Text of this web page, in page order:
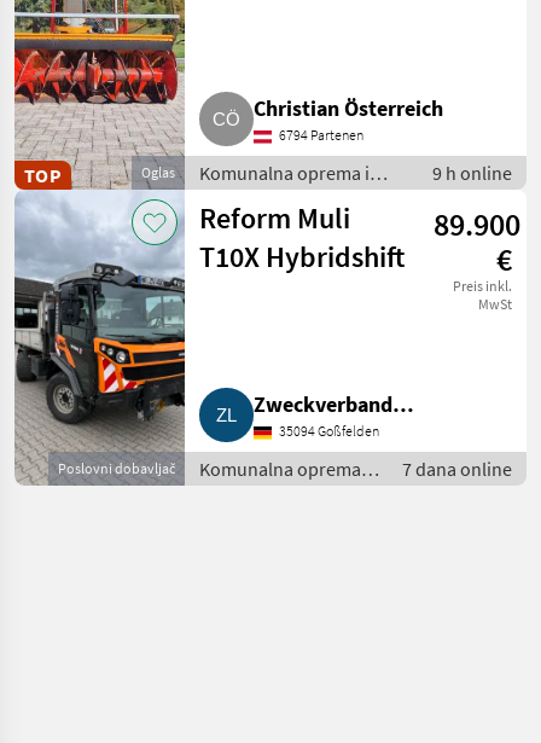
Oglas
TOP
Christian Österreich
6794 Partenen
Komunalna oprema i
vozila / Zimska oprema
9 h online
Poslovni dobavljač
Reform Muli
T10X Hybridshift
89.900
€
Preis inkl.
MwSt
Zweckverband
Kommunaler Bauhof
Lahntal-Wetter-Cölbe
35094 Goßfelden
Komunalna oprema i
vozila / Ostala
7 dana online